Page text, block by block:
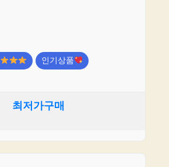
인기상품
최저가구매